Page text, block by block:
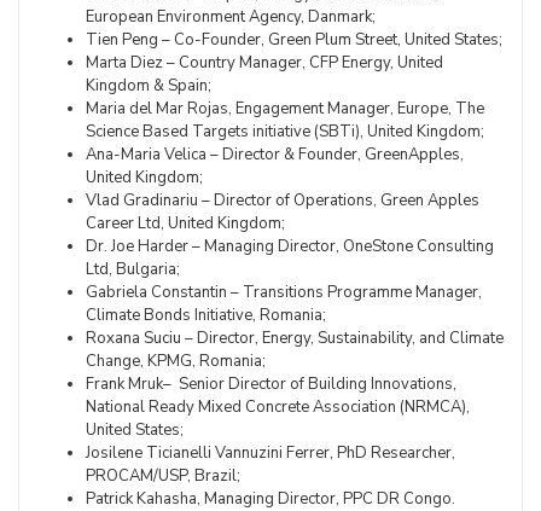
European Environment Agency, Danmark;
Tien Peng – Co-Founder, Green Plum Street, United States;
Marta Diez – Country Manager, CFP Energy, United
Kingdom & Spain;
Maria del Mar Rojas, Engagement Manager, Europe, The
Science Based Targets initiative (SBTi), United Kingdom;
Ana-Maria Velica – Director & Founder, GreenApples,
United Kingdom;
Vlad Gradinariu – Director of Operations, Green Apples
Career Ltd, United Kingdom;
Dr. Joe Harder – Managing Director, OneStone Consulting
Ltd, Bulgaria;
Gabriela Constantin – Transitions Programme Manager,
Climate Bonds Initiative, Romania;
Roxana Suciu – Director, Energy, Sustainability, and Climate
Change, KPMG, Romania;
Frank Mruk– Senior Director of Building Innovations,
National Ready Mixed Concrete Association (NRMCA),
United States;
Josilene Ticianelli Vannuzini Ferrer, PhD Researcher,
PROCAM/USP, Brazil;
Patrick Kahasha, Managing Director, PPC DR Congo.